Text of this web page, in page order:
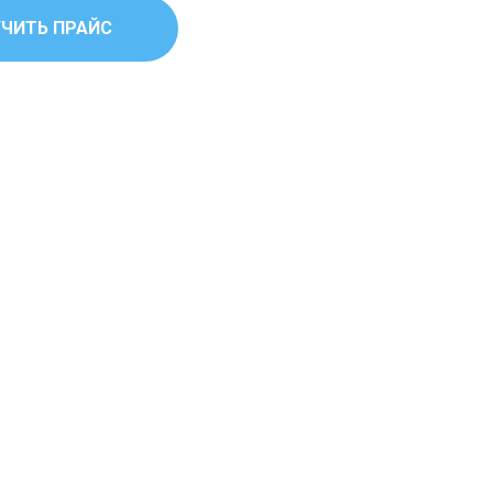
ПРАЙС